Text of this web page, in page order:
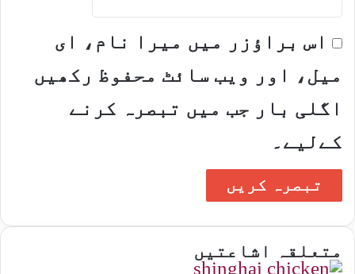
اس براؤزر میں میرا نام، ای
میل، اور ویب سائٹ محفوظ رکھیں
اگلی بار جب میں تبصرہ کرنے
کےلیے۔
متعلقہ اشاعتیں